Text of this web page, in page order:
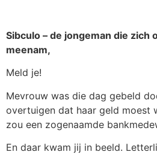
Sibculo – de jongeman die zich
meenam,
Meld je!
Mevrouw was die dag gebeld
overtuigen dat haar geld moest
zou een zogenaamde
En daar kwam jij in beeld.